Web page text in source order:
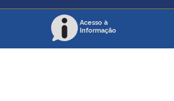
Acesso à
Informação